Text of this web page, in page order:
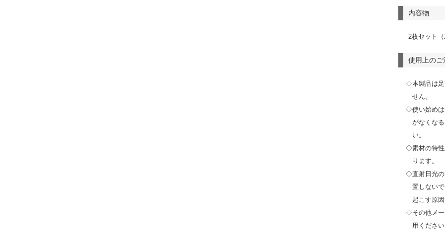
内容物
2枚セット
使用上のご
◇本製品は足
せん。
◇使い始めは
がなくな
い。
◇素材の特性
ります。
◇直射日光の
置しない
起こす原
◇その他メー
用くださ